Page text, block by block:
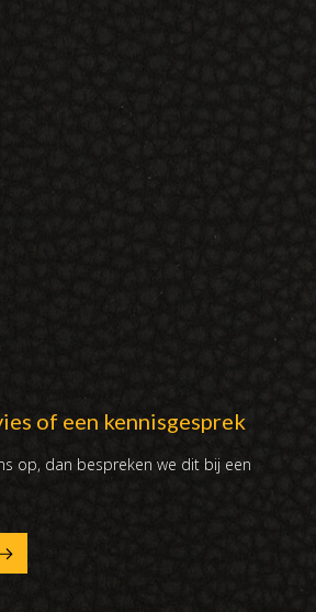
of een kennisgesprek
op, dan bespreken we dit bij een